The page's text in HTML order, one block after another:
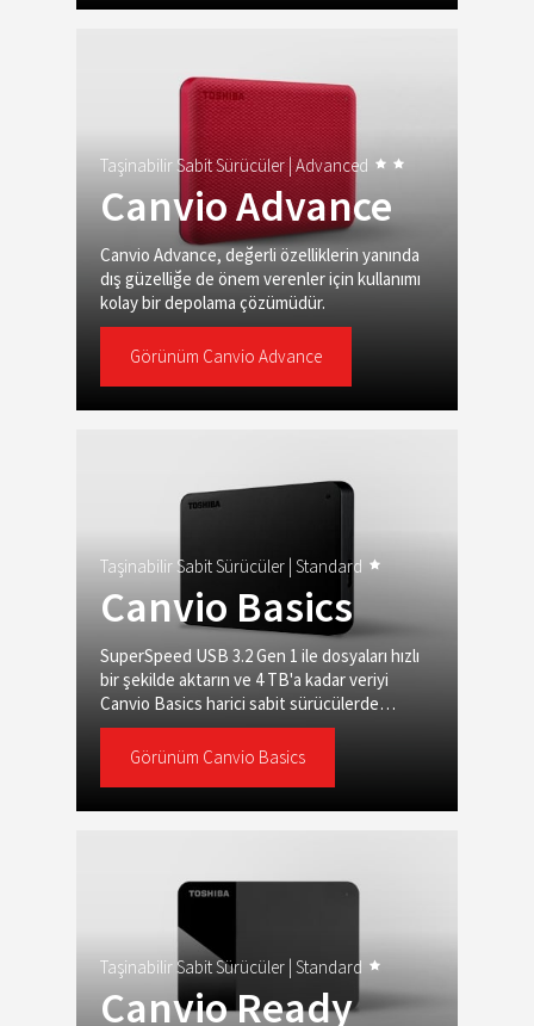
Taşinabilir Sabit Sürücüler |Advanced
Canvio Advance
Canvio Advance, değerli özelliklerin yanında
dış güzelliğe de önem verenler için kullanımı
kolay bir depolama çözümüdür.
Görünüm Canvio Advance
Taşinabilir Sabit Sürücüler | Standard
Canvio Basics
SuperSpeed USB 3.2 Gen 1 ile dosyaları hızlı
bir şekilde aktarın ve 4 TB'a kadar veriyi
Canvio Basics harici sabit sürücülerde
saklayın.
Görünüm Canvio Basics
Taşinabilir Sabit Sürücüler | Standard
Canvio Ready